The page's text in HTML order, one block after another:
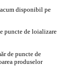
disponibil pe
puncte de loializare
de puncte de
produselor